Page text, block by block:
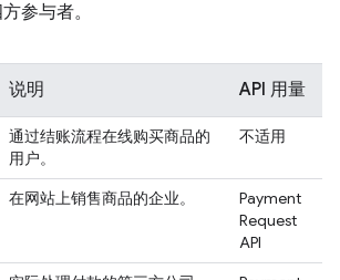
参与者。
说明 API 用量
通过结账流程在线购买商品的
用户。
不适用
在网站上销售商品的企业。
Payment
Request
API